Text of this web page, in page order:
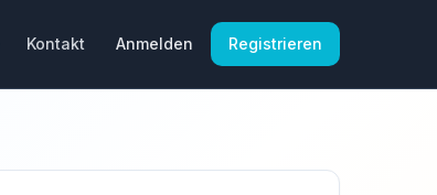
Kontakt Anmelden Registrieren